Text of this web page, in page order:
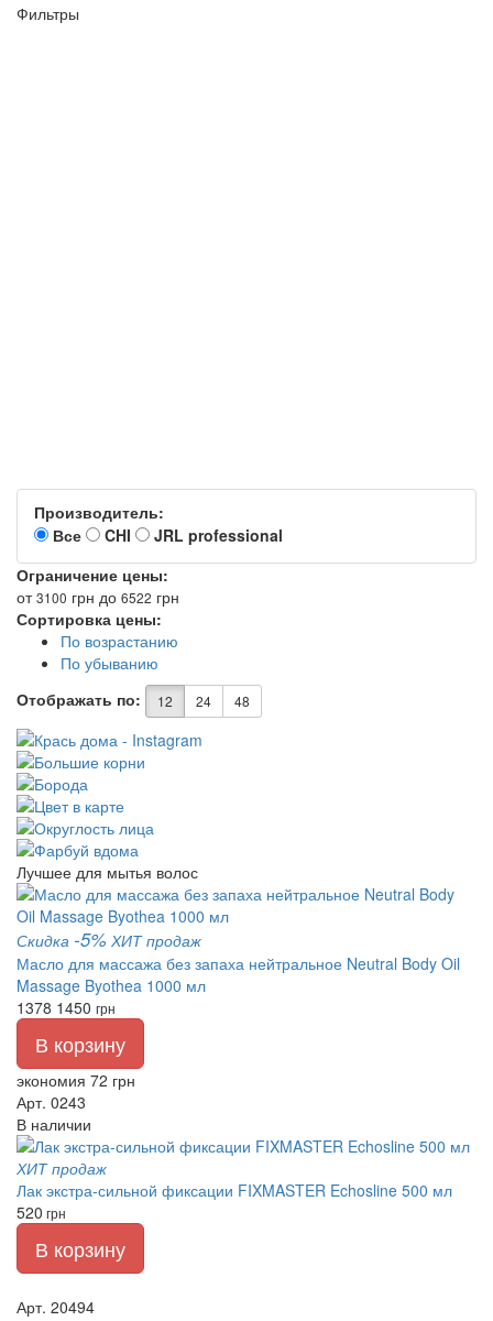
Фильтры
Производитель:
Все
CHI
JRL professional
Ограничение цены:
от3100 грн до 6522 грн
Сортировка цены:
По возрастанию
По убыванию
Отображать по:
12 24 48
Лучшее для мытья волос
Скидка -5% ХИТ продаж
Масло для массажа без запаха нейтральное Neutral Body Oil
Massage Byothea 1000 мл
1378 1450 грн
В корзину
экономия 72 грн
Арт. 0243
В наличии
ХИТ продаж
Лак экстра-сильной фиксации FIXMASTER Echosline 500 мл
520 грн
В корзину
Арт. 20494